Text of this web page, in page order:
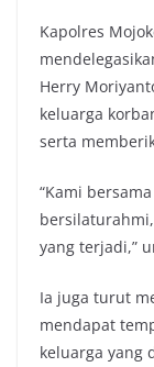
Kapolres
Herry
keluarga
serta
“Kami
yang terjadi,”
Ia juga turut
mendapat
keluarga yang